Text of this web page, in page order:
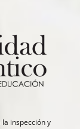
inspección y